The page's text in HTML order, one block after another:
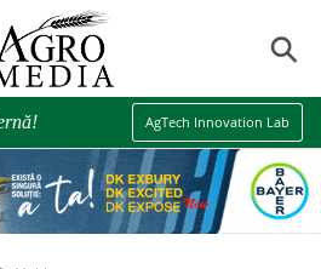
⚲
AgTech Innovation Lab